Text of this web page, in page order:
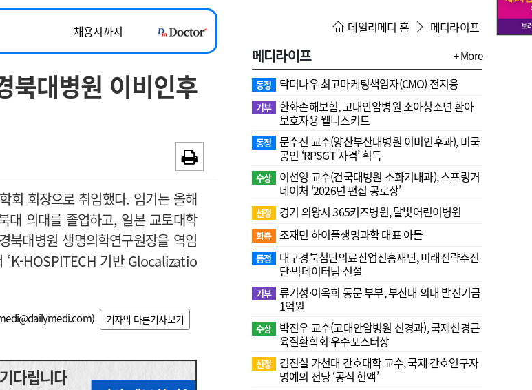
정책/통계 공시 약제급여 심사 결과
채용시까지
~2026-08-15
~2026-08-31
북대병원 이비인후
회 회장으로 취임했다. 임기는 올해
대 의대를 졸업하고, 일본 교토대학
북대병원 생명의학연구원장을 역임
‘K-HOSPITECH 기반 Glocalizatio
) 기자의 다른기사보기
데일리메디 홈 메디라이프
메디라이프 + More
동정 닥터나우 최고마케팅책임자(CMO) 전지웅
기부 한화손해보험, 고대안암병원 소아청소년 환아
보호자용 웰니스키트
동정
문수진 교수( 양산부산대병원 이비인후과), 미국
공인 ‘RPSGT 자격’ 획득
수상
이선영 교수(건국대병원 소화기내과), 스프링거
네이처 ‘2026년 편집 공로상’
선정 경기 의왕시 365키즈병원, 달빛어린이병원
화촉 조재민 하이플생명과학 대표 아들
동정
대구경북첨단의료산업진흥재단, 미래전략추진
단·빅데이터팀 신설
기부 류기성·이옥희 동문 부부, 부산대 의대 발전기금
1억원
수상
박진우 교수(고대안암병원 신경과), 국제신경근
육질환학회 우수포스터상
선정
김진실 가천대 간호대학 교수, 국제 간호연구자
명예의 전당 ‘공식 헌액’